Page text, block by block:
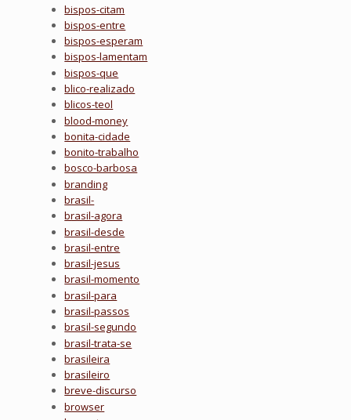
bispos-citam
bispos-entre
bispos-esperam
bispos-lamentam
bispos-que
blico-realizado
blicos-teol
blood-money
bonita-cidade
bonito-trabalho
bosco-barbosa
branding
brasil-
brasil-agora
brasil-desde
brasil-entre
brasil-jesus
brasil-momento
brasil-para
brasil-passos
brasil-segundo
brasil-trata-se
brasileira
brasileiro
breve-discurso
browser